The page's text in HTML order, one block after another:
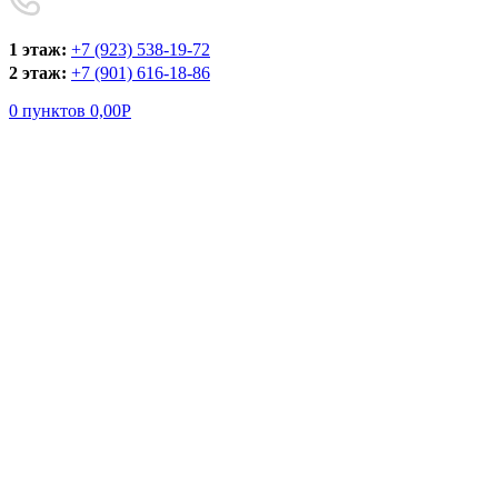
1 этаж: +7 (923) 538-19-72
2 этаж: +7 (901) 616-18-86
0 пунктов 0,00Р